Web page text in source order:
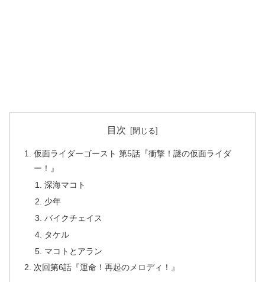
目次
仮面ライダーゴースト 第5話『衝撃！謎の仮面ライダ
ー！』
深海マコト
少年
バイクチェイス
タケル
マコトとアラン
次回第6話『運命！再起のメロディ！』